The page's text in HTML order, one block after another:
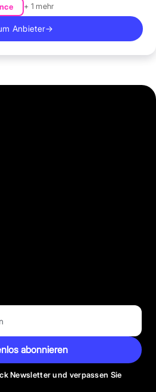
+ 1 mehr
Anbieter→
abonnieren
Newsletter und verpassen Sie